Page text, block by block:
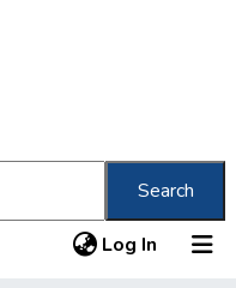
Search
Log In (current)